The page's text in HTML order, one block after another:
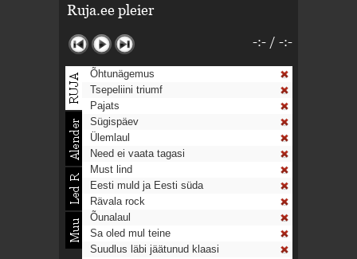
Ruja.ee pleier
-:- / -:-
Õhtunägemus
Tsepeliini triumf
Pajats
Sügispäev
Ülemlaul
Need ei vaata tagasi
Must lind
Eesti muld ja Eesti süda
Rävala rock
Õunalaul
Sa oled mul teine
Suudlus läbi jäätunud klaasi